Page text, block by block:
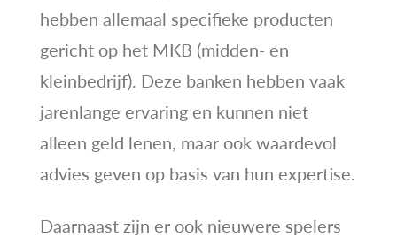
hebben allemaal specifieke producten
gericht op het MKB (midden- en
kleinbedrijf). Deze banken hebben vaak
jarenlange ervaring en kunnen niet
alleen geld lenen, maar ook waardevol
advies geven op basis van hun expertise.
Daarnaast zijn er ook nieuwere spelers